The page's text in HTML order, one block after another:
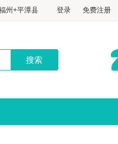
8798 登录 免费注册
+平潭县4
出福州自选
进福出
州+平潭县
州自选酒